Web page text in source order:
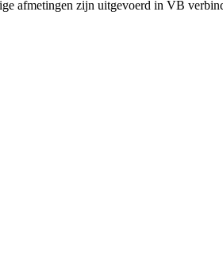
afmetingen zijn uitgevoerd in VB